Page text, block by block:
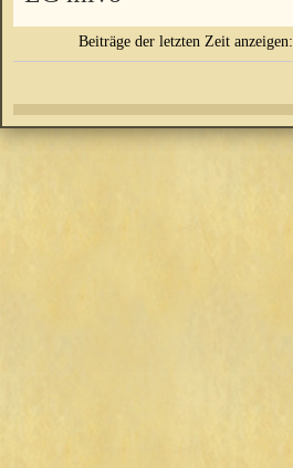
Beiträge der letzten Zeit anzeigen: